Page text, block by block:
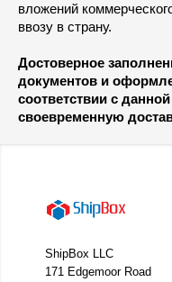
вложений
ввозу в страну.
Достоверное
документов и
соответствии с
своевременную
ShipBox LLC
171 Edgemoor Road